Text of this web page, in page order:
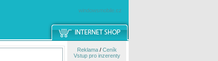
windowsmobile.cz
Reklama/ Ceník
Vstup pro inzerenty